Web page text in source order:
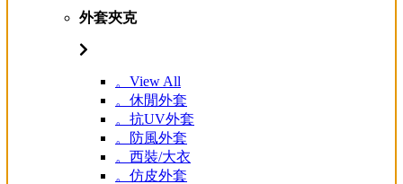
外套夾克
。View All
。休閒外套
。抗UV外套
。防風外套
。西裝/大衣
。仿皮外套